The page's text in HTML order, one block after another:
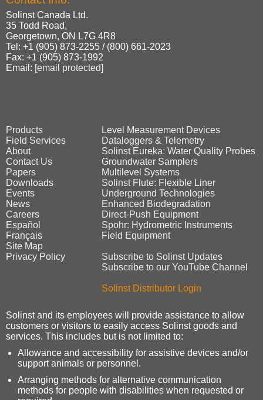
Solinst Canada Ltd.
35 Todd Road,
Georgetown, ON L7G 4R8
Tel: +1 (905) 873‑2255 / (800) 661‑2023
Fax: +1 (905) 873‑1992
Email: [email protected]
Products
Field Services
About
Contact Us
Papers
Downloads
Events
News
Careers
Español
Français
Site Map
Privacy Policy
Level Measurement Devices
Dataloggers & Telemetry
Solinst Eureka: Water Quality Probes
Groundwater Samplers
Multilevel Systems
Solinst Flute: Flexible Liner
Underground Technologies
Enhanced Biodegradation
Direct‑Push Equipment
Spohr: Hydrometric Instruments
Field Equipment
Subscribe to Solinst Updates
Subscribe to our YouTube Channel
Solinst Distributor Login
Solinst and its employees will provide assistance to allow
customers or visitors to easily access Solinst goods and
services. This includes but is not limited to:
Allowance and accessibility for assistive devices and/or
support animals or personnel.
Arranging methods for alternative communication
methods for people with disabilities when requested or